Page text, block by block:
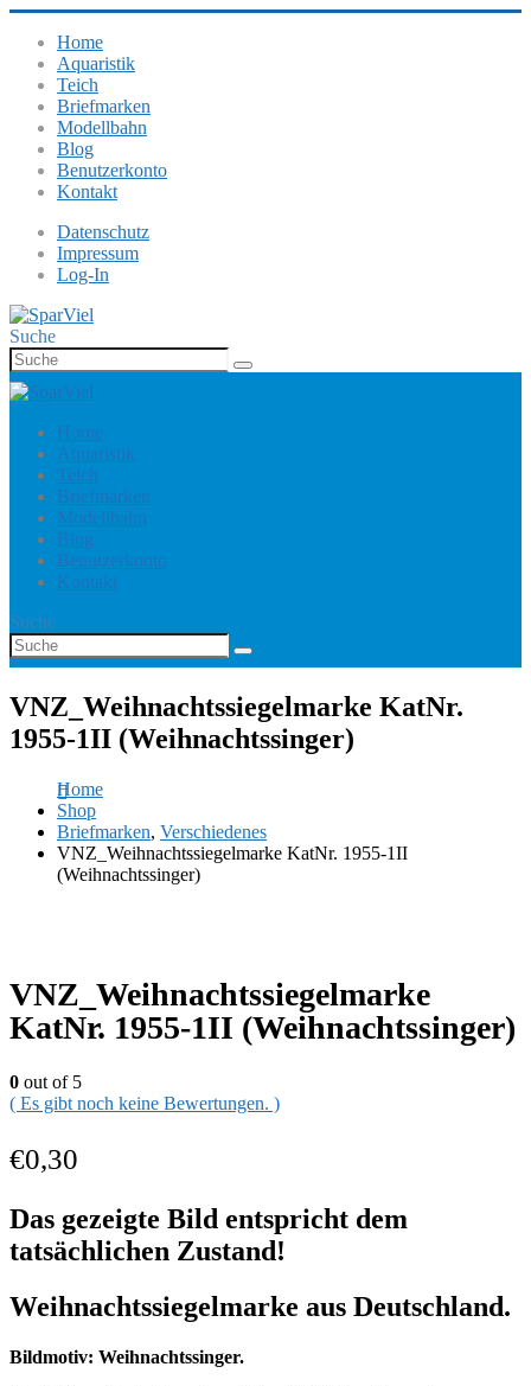
Home
Aquaristik
Teich
Briefmarken
Modellbahn
Blog
Benutzerkonto
Kontakt
Datenschutz
Impressum
Log-In
Suche
Home
Aquaristik
Teich
Briefmarken
Modellbahn
Blog
Benutzerkonto
Kontakt
Suche
VNZ_Weihnachtssiegelmarke KatNr.
1955-1II (Weihnachtssinger)
Home
Shop
Briefmarken, Verschiedenes
VNZ_Weihnachtssiegelmarke KatNr. 1955-1II
(Weihnachtssinger)
VNZ_Weihnachtssiegelmarke
KatNr. 1955-1II (Weihnachtssinger)
0 out of 5
( Es gibt noch keine Bewertungen. )
€0,30
Das gezeigte Bild entspricht dem
tatsächlichen Zustand!
Weihnachtssiegelmarke aus Deutschland.
Bildmotiv: Weihnachtssinger.